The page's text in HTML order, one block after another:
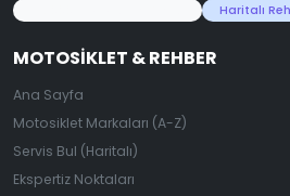
Haritalı
MOTOSIKLET & REHBER
Ana Sayfa
Motosiklet Markaları (A-Z)
Servis Bul (Haritalı)
Ekspertiz Noktaları